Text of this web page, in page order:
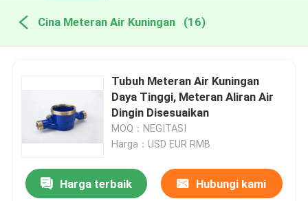
Cina Meteran Air Kuningan (16)
Tubuh Meteran Air Kuningan
Daya Tinggi, Meteran Aliran Air
Dingin Disesuaikan
MOQ：NEGITASI
Harga：USD EUR RMB
Harga terbaik Hubungi kami